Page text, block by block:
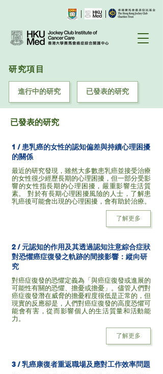
研究項目
進行中的研究 已發表的研究
已發表的研究
1 / 患乳癌的女性的認知偏差與持續心理困擾
的關係
最近的研究發現，雖然大多數患乳癌並接受治療
的女性很少經歷長期的心理困擾，但一部分受影
響的女性指長期的心理困擾，嚴重影響生活質
素。 對於有長期心理困擾風險的人士，了解患
乳癌後可能會出現的心理困擾，會有助於治療。
了解更多
2 / 元認知的作用及其透過認知注意綜合症狀
對恐懼癌症復發之軌跡的間接影響：縱向研
究
對癌症復發的恐懼定義為「與癌症復發或進展的
可能性有關的恐懼、擔憂或擔憂」。儘管人們對
癌症復發潛在威脅的擔憂程度很低是正常的，但
現實的反應卻是，人們對癌症復發的高度恐懼可
能會有害，從而影響個人的生活質量和活動能
力。
了解更多
3 / 乳癌康復者重返職場及應對工作效率問題